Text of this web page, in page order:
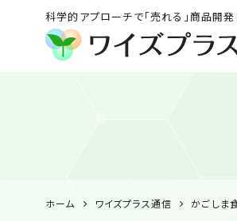
科学的アプローチで「売れる」商品開
HACCP衛生管
品表示の専門コ
ホーム ワイズプラス通信 かごしま